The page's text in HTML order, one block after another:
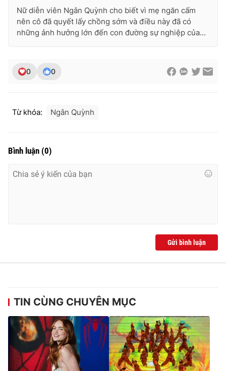
Nữ diễn viên Ngân Quỳnh cho biết vì mẹ ngăn cấm
nên cô đã quyết lấy chồng sớm và điều này đã có
những ảnh hưởng lớn đến con đường sự nghiệp của...
0 0
Từ khóa: Ngân Quỳnh
Bình luận (0)
Gửi bình luận
TIN CÙNG CHUYÊN MỤC